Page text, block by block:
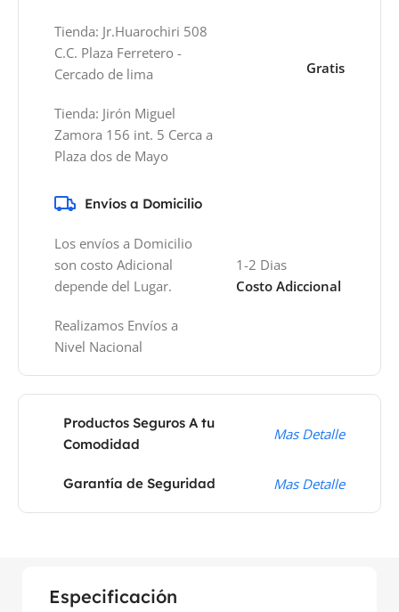
Tienda: Jr.Huarochiri 508
C.C. Plaza Ferretero -
Cercado de lima
Tienda: Jirón Miguel
Zamora 156 int. 5 Cerca a
Plaza dos de Mayo
Gratis
Envíos a Domicilio
Los envíos a Domicilio
son costo Adicional
depende del Lugar.
Realizamos Envíos a
Nivel Nacional
1-2 Dias
Costo Adiccional
Productos Seguros A tu
Comodidad
Mas Detalle
Garantía de Seguridad Mas Detalle
Especificación